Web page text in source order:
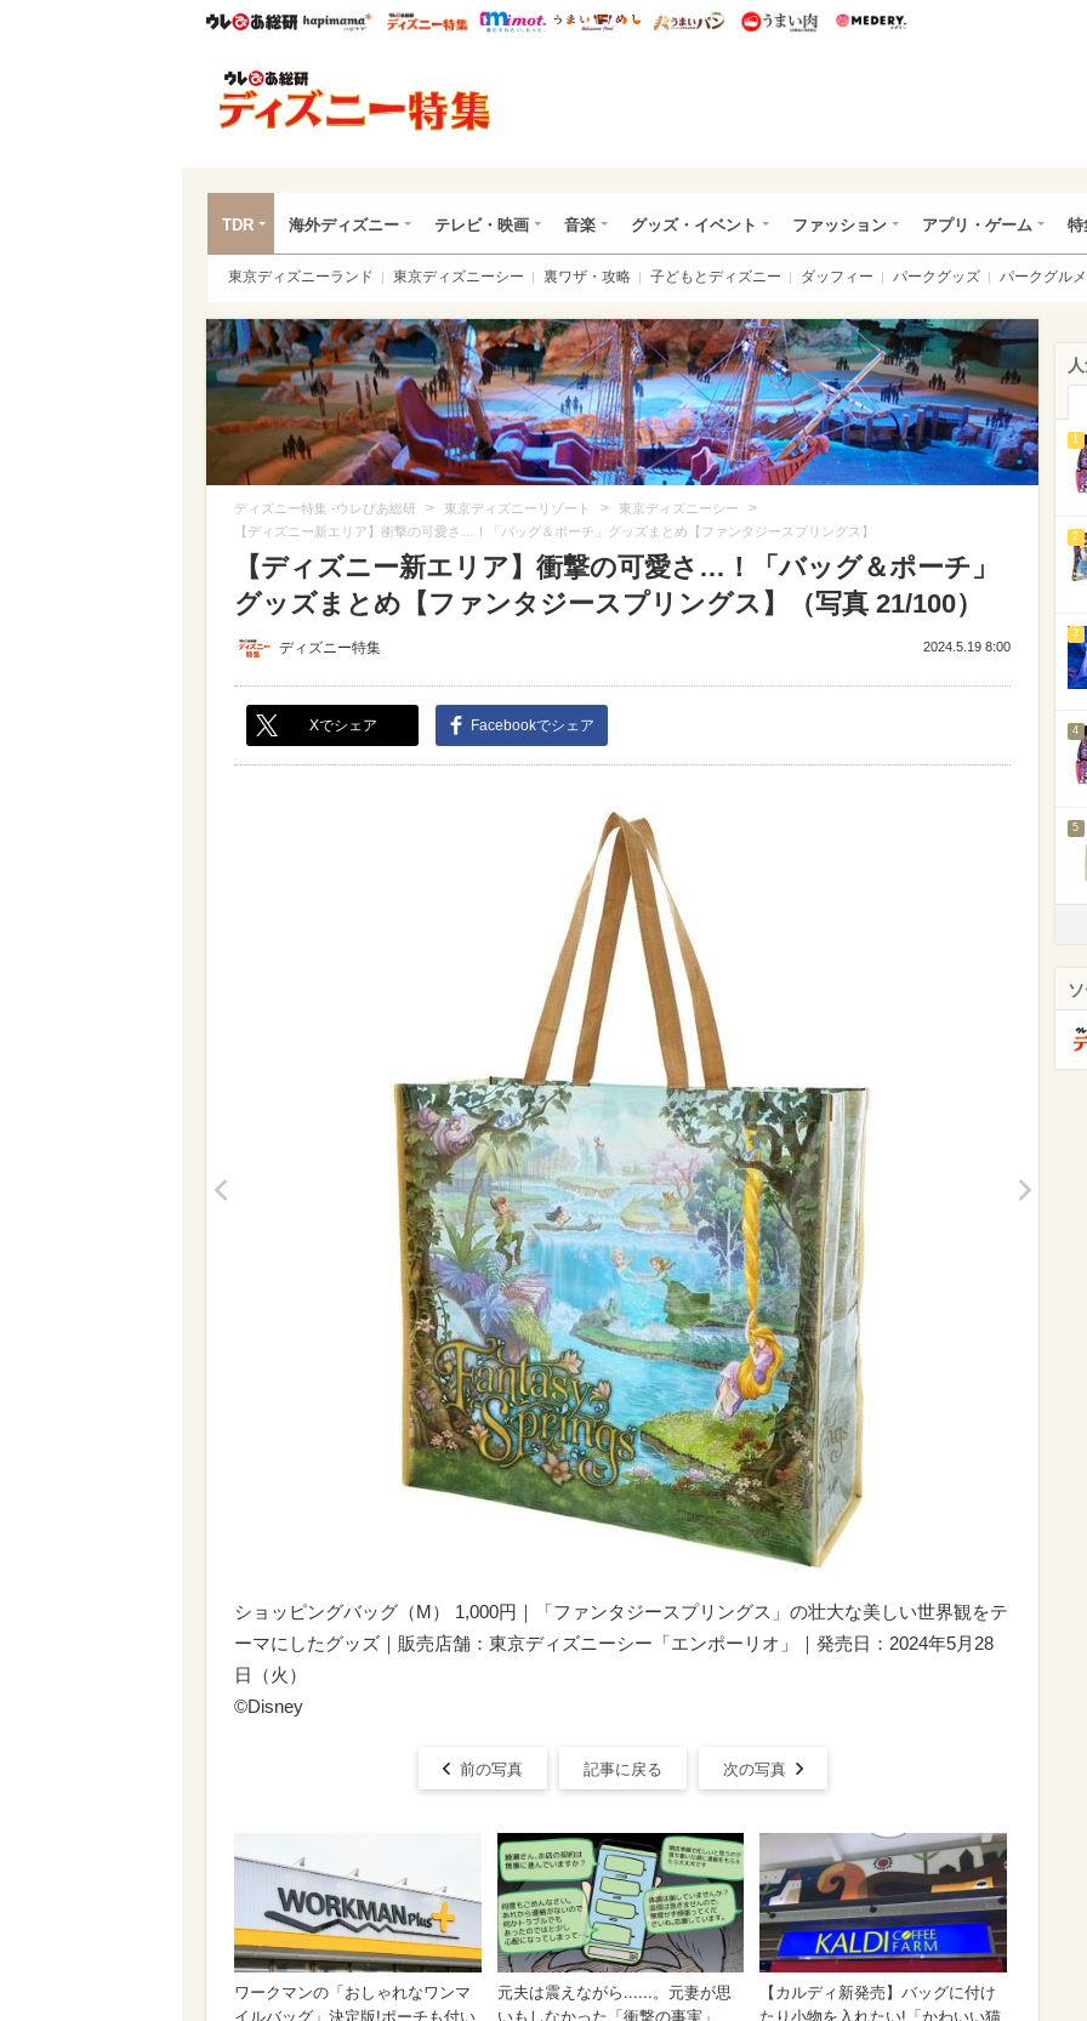
ウレぴあ総研ハピママ* ウレぴあ総研 ディズニー特集
mimot. うまいめし うまいパン うまい肉
TDR 海外ディズニー テレビ・映画 音楽 グッズ・イベント ファッション アプリ・ゲーム 特
東京ディズニーランド 東京ディズニーシー 裏ワザ・攻略 子どもとディズニー ダッフィー パークグッズ パークグルメ
ディズニー特集 -ウレぴあ総研 > 東京ディズニーリゾート > 東京ディズニーシー >
【ディズニー新エリア】衝撃の可愛さ…！「バッグ＆ポーチ」グッズまとめ【ファンタジースプリングス】
【ディズニー新エリア】衝撃の可愛さ…！「バッグ＆ポーチ」
グッズまとめ【ファンタジースプリングス】（写真 21/100）
ディズニー特集 2024.5.19 8:00
Xでシェア Facebookでシェア
ショッピングバッグ（M） 1,000円｜「ファンタジースプリングス」の壮大な美しい世界観をテ
ーマにしたグッズ｜販売店舗：東京ディズニーシー「エンポーリオ」｜発売日：2024年5月28
日（火）
©Disney
前の写真 記事に戻る 次の写真
1
2
3
4
5